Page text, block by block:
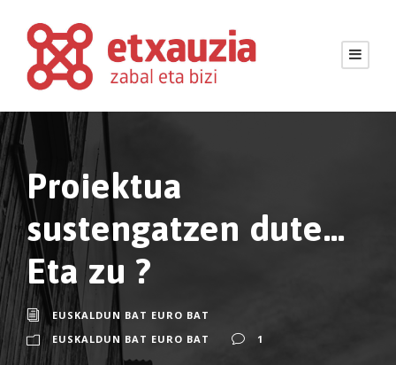
Proiektua
sustengatzen dute…
Eta zu ?
EUSKALDUN BAT EURO BAT
EUSKALDUN BAT EURO BAT
1